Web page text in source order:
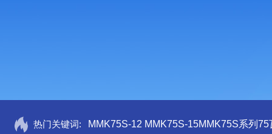
热门关键词: MMK75S-12 MMK75S-15MMK75S系列